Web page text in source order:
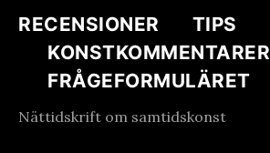
RECENSIONER
TIPS
KONSTKOMMENTARER
FRÅGEFORMULÄRET
Nättidskrift om samtidskonst